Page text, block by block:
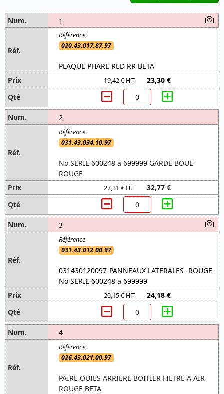
1
020.43.017.87.97
PLAQUE PHARE RED RR BETA
19,42 € H.T 23,30 €
2
031.43.034.10.97
No SERIE 600248 a 699999 GARDE BOUE
ROUGE
27,31 € H.T 32,77 €
3
031.43.012.00.97
031430120097-PANNEAUX LATERALES -ROUGE-
No SERIE 600248 a 699999
20,15 € H.T 24,18 €
4
026.43.021.00.97
PAIRE OUIES ARRIERE BOITIER FILTRE A AIR
ROUGE BETA